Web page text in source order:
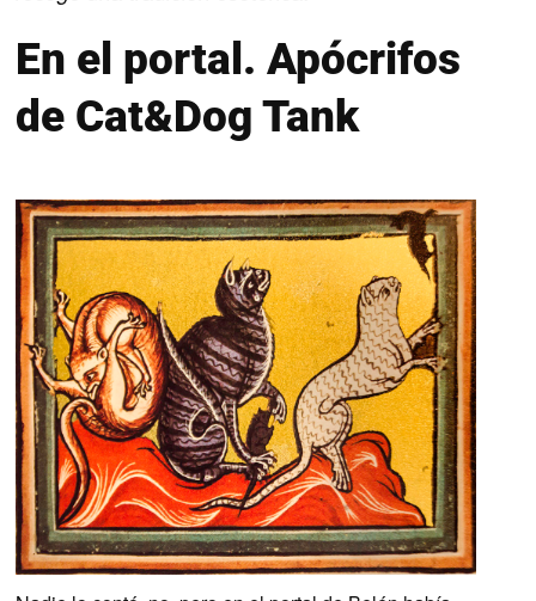
En el portal. Apócrifos
de Cat&Dog Tank